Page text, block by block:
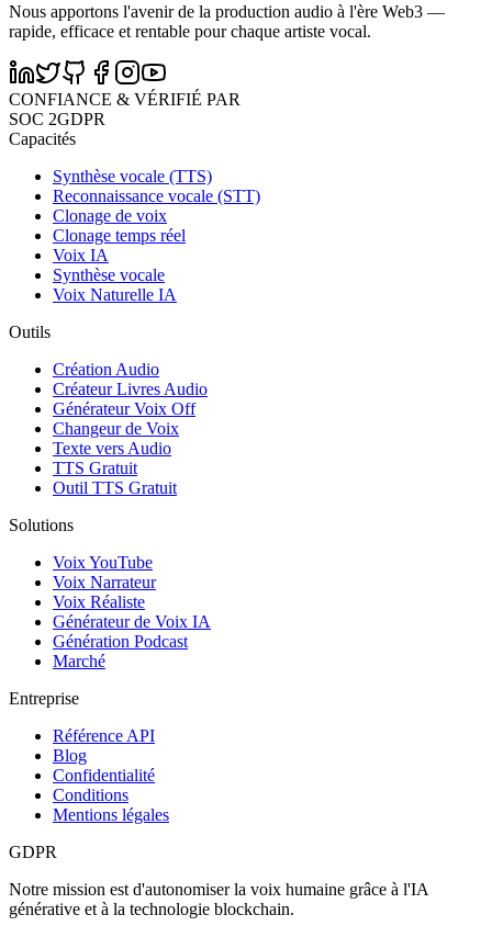
Nous apportons l'avenir de la production audio à l'ère Web3 —
rapide, efficace et rentable pour chaque artiste vocal.
CONFIANCE & VÉRIFIÉ PAR
SOC 2GDPR
Capacités
Synthèse vocale (TTS)
Reconnaissance vocale (STT)
Clonage de voix
Clonage temps réel
Voix IA
Synthèse vocale
Voix Naturelle IA
Outils
Création Audio
Créateur Livres Audio
Générateur Voix Off
Changeur de Voix
Texte vers Audio
TTS Gratuit
Outil TTS Gratuit
Solutions
Voix YouTube
Voix Narrateur
Voix Réaliste
Générateur de Voix IA
Génération Podcast
Marché
Entreprise
Référence API
Blog
Confidentialité
Conditions
Mentions légales
GDPR
Notre mission est d'autonomiser la voix humaine grâce à l'IA
générative et à la technologie blockchain.